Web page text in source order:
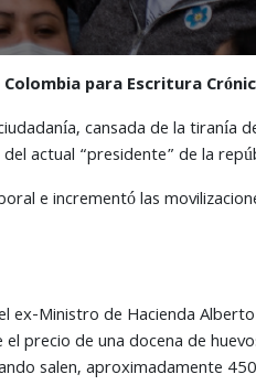
Colombia para Escritura
cansada de la tiranía
actual “presidente” de la
e incrementó las
Ministro de Hacienda
precio de una docena de
salen, aproximadamente